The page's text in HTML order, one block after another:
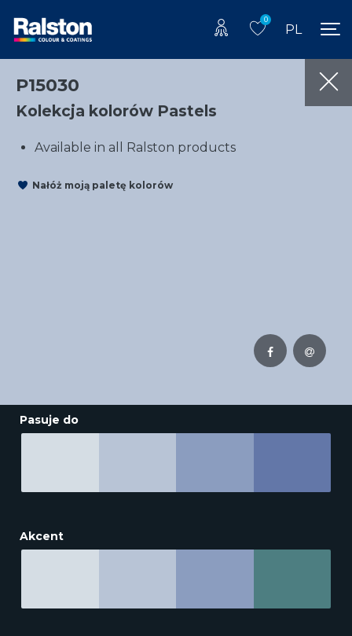
0
PL
P15030
Kolekcja kolorów Pastels
Available in all Ralston products
Nałóż moją paletę kolorów
Pasuje do
Akcent